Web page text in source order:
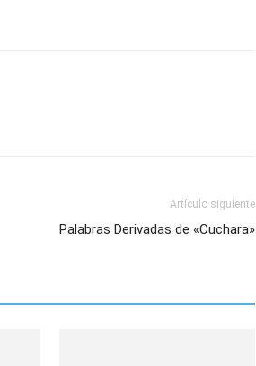
Artículo siguiente
Palabras Derivadas de «Cuchara»